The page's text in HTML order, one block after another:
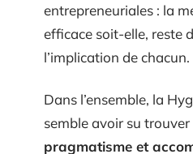
entrepreneuriales : la
efficace soit-elle, reste
l’implication de chacun.
Dans l’ensemble, la
semble avoir su
pragmatisme et